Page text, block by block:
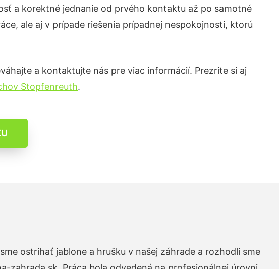
a korektné jednanie od prvého kontaktu až po samotné
ale aj v prípade riešenia prípadnej nespokojnosti, ktorú
a kontaktujte nás pre viac informácií. Prezrite si aj
Stopfenreuth.
ostrihať jablone a hrušku v našej záhrade a rozhodli sme